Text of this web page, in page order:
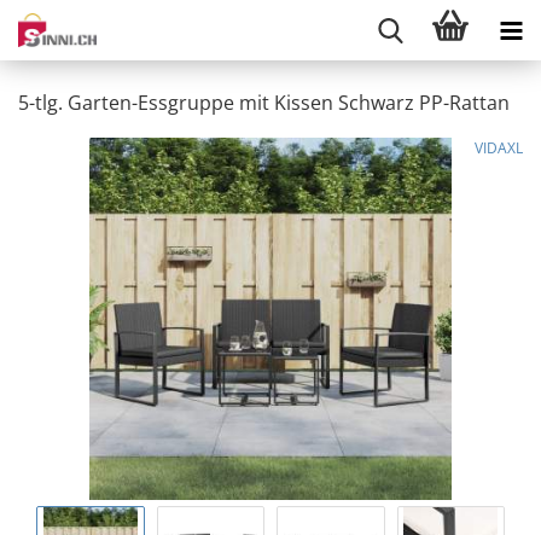
5-tlg. Garten-Essgruppe mit Kissen Schwarz PP-Rattan
VIDAXL